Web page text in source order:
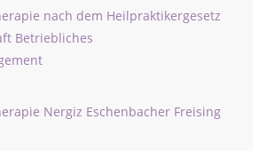
nach dem Heilpraktikergesetz
Betriebliches
Nergiz Eschenbacher Freising